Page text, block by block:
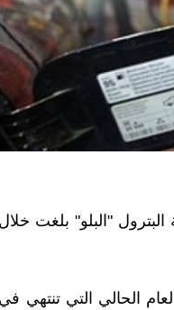
"البلو" بلغت
الحالي التي تنتهي في